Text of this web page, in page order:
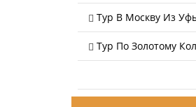
Тур В Москву Из
Тур По Золотому